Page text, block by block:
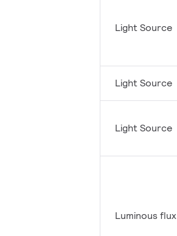
Light Source
Light Source
Light Source
Luminous flux